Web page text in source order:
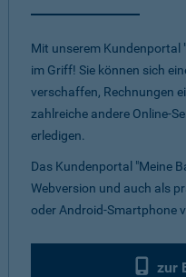
Mit unserem Kundenportal
im Griff! Sie können sich
verschaffen, Rechnungen
zahlreiche andere Online-
erledigen.
Das Kundenportal "Meine
Webversion und auch als
oder Android-Smartphone
zur